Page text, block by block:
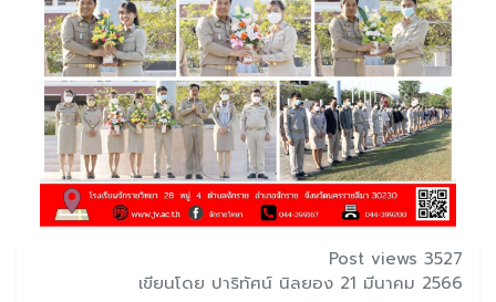
Post views 3527
เขียนโดย ปาริทัศน์ นิลยอง 21 มีนาคม 2566